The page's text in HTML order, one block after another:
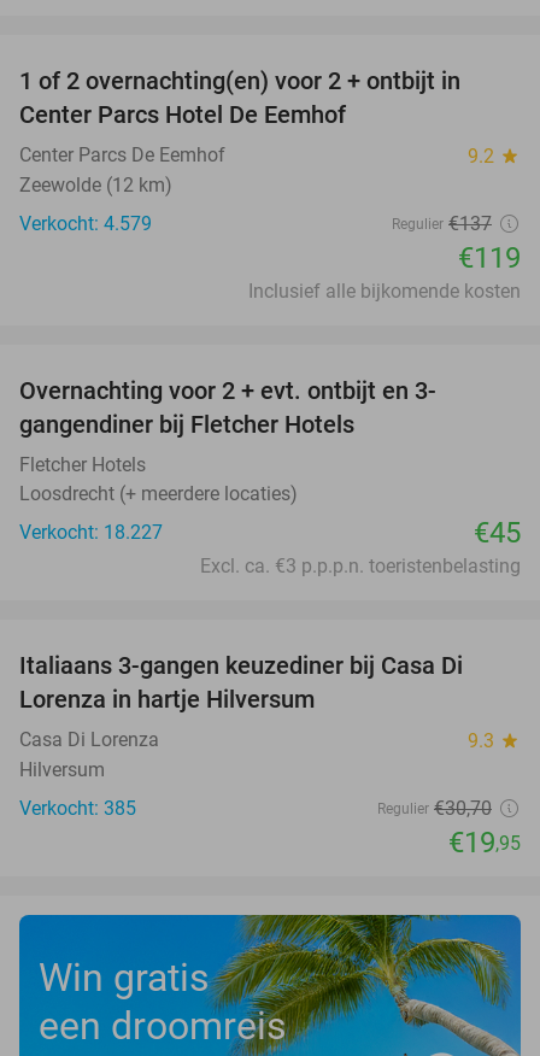
1 of 2 overnachting(en) voor 2 + ontbijt in
Center Parcs Hotel De Eemhof
Center Parcs De Eemhof 9.2 star
Zeewolde (12 km)
Verkocht: 4.579
Regulier €137
€119
Inclusief alle bijkomende kosten
Overnachting voor 2 + evt. ontbijt en 3-
gangendiner bij Fletcher Hotels
Fletcher Hotels
Loosdrecht (+ meerdere locaties)
Verkocht: 18.227
€45
Excl. ca. €3 p.p.p.n. toeristenbelasting
Italiaans 3-gangen keuzediner bij Casa Di
Lorenza in hartje Hilversum
Casa Di Lorenza 9.3 star
Hilversum
Verkocht: 385
Regulier €30,70
€19,95
Win gratis
een droomreis